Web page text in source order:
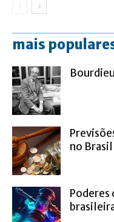
mais
no Brasil
Poderes